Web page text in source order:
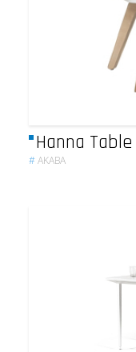
Hanna Table
#AKABA